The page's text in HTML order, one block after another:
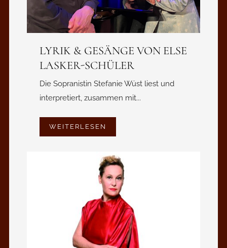
LYRIK & GESÄNGE VON ELSE
LASKER-SCHÜLER
Die Sopranistin Stefanie Wüst liest und
interpretiert, zusammen mit...
WEITERLESEN